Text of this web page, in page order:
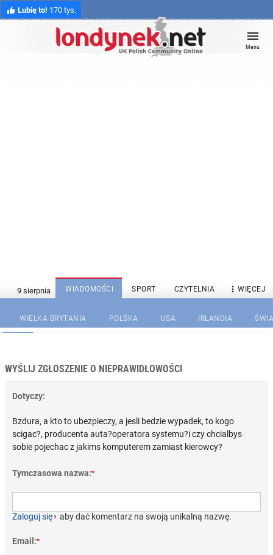
Lubię to! 170 tys.
Menu
WIADOMOŚCI SPORT CZYTELNIA  WIĘCEJ
WIELKA BRYTANIA POLSKA USA IRLANDIA
WYŚLIJ ZGŁOSZENIE O NIEPRAWIDŁOWOŚCI
Dotyczy:
Bzdura, a kto to ubezpieczy, a jesli bedzie wypadek, to kogo
scigac?, producenta auta?operatora systemu?i czy chcialbys
sobie pojechac z jakims komputerem zamiast kierowcy?
Tymczasowa nazwa:*
Zaloguj się› aby dać komentarz na swoją unikalną nazwę.
Email:*